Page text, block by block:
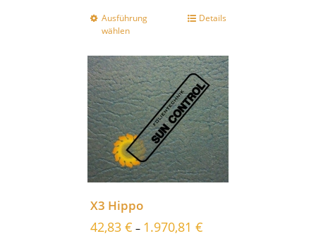
Ausführung
wählen
Details
X3 Hippo
42,83 € – 1.970,81 €